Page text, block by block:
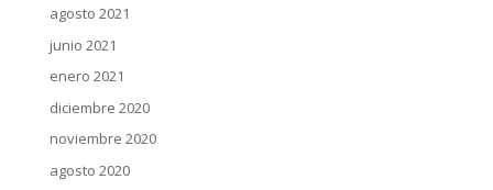
agosto 2021
junio 2021
enero 2021
diciembre 2020
noviembre 2020
agosto 2020